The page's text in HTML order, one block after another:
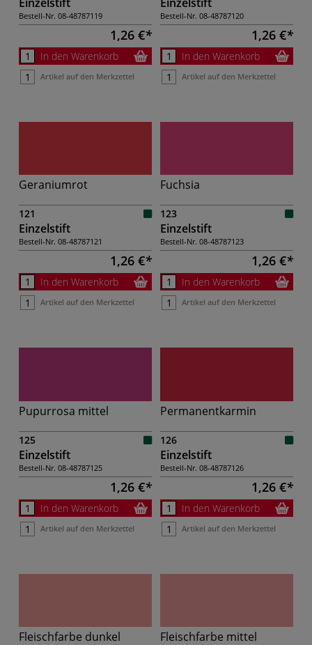
Bestell-Nr. 08-48787119
1,26 €
In den Warenkorb
Artikel auf den Merkzettel
Bestell-Nr. 08-48787120
1,26 €
In den Warenkorb
Artikel auf den Merkzettel
Geraniumrot
121
Einzelstift
Bestell-Nr. 08-48787121
1,26 €
In den Warenkorb
Artikel auf den Merkzettel
Fuchsia
123
Einzelstift
Bestell-Nr. 08-48787123
1,26 €
In den Warenkorb
Artikel auf den Merkzettel
Pupurrosa mittel
125
Einzelstift
Bestell-Nr. 08-48787125
1,26 €
In den Warenkorb
Artikel auf den Merkzettel
Permanentkarmin
126
Einzelstift
Bestell-Nr. 08-48787126
1,26 €
In den Warenkorb
Artikel auf den Merkzettel
Fleischfarbe dunkel Fleischfarbe mittel